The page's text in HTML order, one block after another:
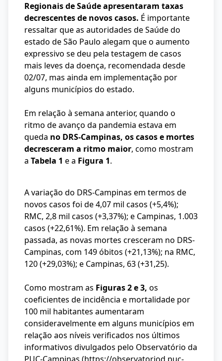
Regionais de Saúde apresentaram taxas
decrescentes de novos casos. É importante
ressaltar que as autoridades de Saúde do
estado de São Paulo alegam que o aumento
expressivo se deu pela testagem de casos
mais leves da doença, recomendada desde
02/07, mas ainda em implementação por
alguns municípios do estado.
Em relação à semana anterior, quando o
ritmo de avanço da pandemia estava em
queda no DRS-Campinas, os casos e mortes
decresceram a ritmo maior, como mostram
a Tabela 1 e a Figura 1.
A variação do DRS-Campinas em termos de
novos casos foi de 4,07 mil casos (+5,4%);
RMC, 2,8 mil casos (+3,37%); e Campinas, 1.003
casos (+22,61%). Em relação à semana
passada, as novas mortes cresceram no DRS-
Campinas, com 149 óbitos (+21,13%); na RMC,
120 (+29,03%); e Campinas, 63 (+31,25).
Como mostram as Figuras 2 e 3, os
coeficientes de incidência e mortalidade por
100 mil habitantes aumentaram
consideravelmente em alguns municípios em
relação aos níveis verificados nos últimos
informativos divulgados pelo Observatório da